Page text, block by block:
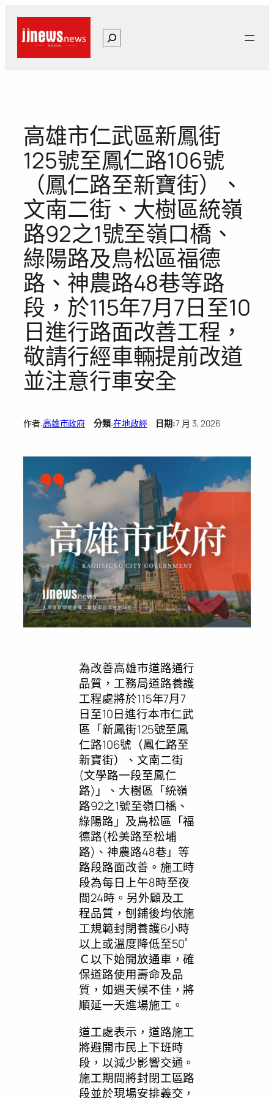
搜
尋
高雄市仁武區新鳳街
125號至鳳仁路106號
（鳳仁路至新寶街）、
文南二街、大樹區統嶺
路92之1號至嶺口橋、
綠陽路及鳥松區福德
路、神農路48巷等路
段，於115年7月7日至10
日進行路面改善工程，
敬請行經車輛提前改道
並注意行車安全
作者:高雄市政府 分類:在地政經日期:7 月 3, 2026
為改善高雄市道路通行
品質，工務局道路養護
工程處將於115年7月7
日至10日進行本市仁武
區「新鳳街125號至鳳
仁路106號（鳳仁路至
新寶街）、文南二街
(文學路一段至鳳仁
路)」、大樹區「統嶺
路92之1號至嶺口橋、
綠陽路」及鳥松區「福
德路(松美路至松埔
路)、神農路48巷」等
路段路面改善。施工時
段為每日上午8時至夜
間24時。另外顧及工
程品質，刨鋪後均依施
工規範封閉養護6小時
以上或溫度降低至50ﾟ
Ｃ以下始開放通車，確
保道路使用壽命及品
質，如遇天候不佳，將
順延一天進場施工。
道工處表示，道路施工
將避開市民上下班時
段，以減少影響交通。
施工期間將封閉工區路
段並於現場安排義交，